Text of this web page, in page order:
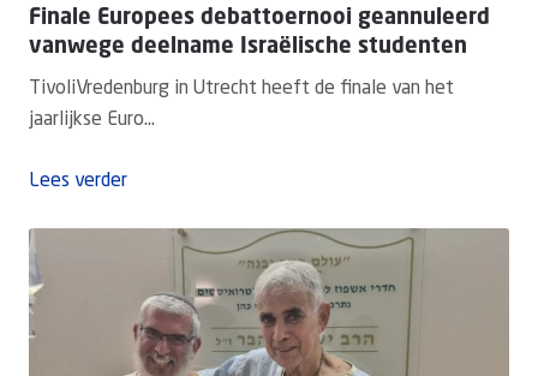
Finale Europees debattoernooi geannuleerd
vanwege deelname Israëlische studenten
TivoliVredenburg in Utrecht heeft de finale van het
jaarlijkse Euro...
Lees verder